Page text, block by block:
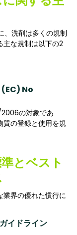
、洗剤は多くの規制
主な規制は以下の2
(EC) No
2006の対象であ
質の登録と使用を規
とベスト
業界の優れた慣行に
イドライン